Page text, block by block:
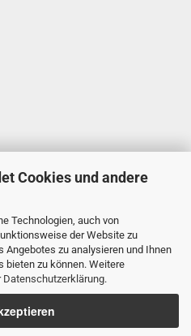
Cookies und andere
Technologien, auch von
der Website zu
Angebotes zu analysieren und Ihnen
bieten zu können. Weitere
Datenschutzerklärung.